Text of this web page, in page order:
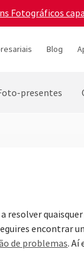
Fotográficos
Blog
presentes
resolver
encontrar
de problemas. Aí